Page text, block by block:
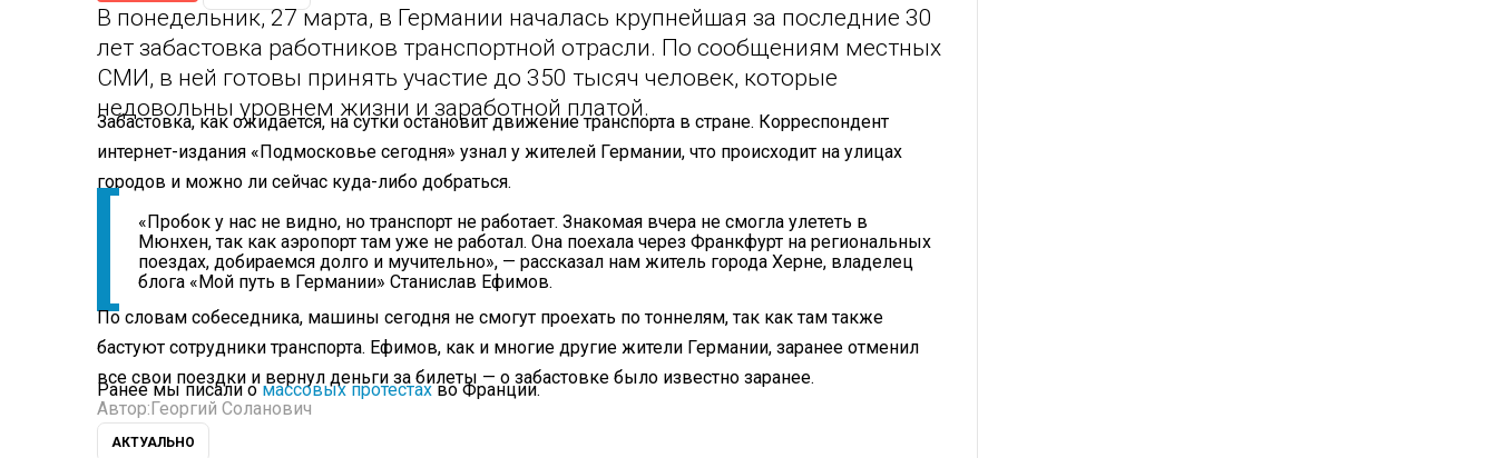
В понедельник, 27 марта, в Германии началась крупнейшая за последние 30
лет забастовка работников транспортной отрасли. По сообщениям местных
СМИ, в ней готовы принять участие до 350 тысяч человек, которые
недовольны уровнем жизни и заработной платой.
Забастовка, как ожидается, на сутки остановит движение транспорта в стране. Корреспондент
интернет-издания «Подмосковье сегодня» узнал у жителей Германии, что происходит на улицах
городов и можно ли сейчас куда-либо добраться.
«Пробок у нас не видно, но транспорт не работает. Знакомая вчера не смогла улететь в
Мюнхен, так как аэропорт там уже не работал. Она поехала через Франкфурт на региональных
поездах, добираемся долго и мучительно», — рассказал нам житель города Херне, владелец
блога «Мой путь в Германии» Станислав Ефимов.
По словам собеседника, машины сегодня не смогут проехать по тоннелям, так как там также
бастуют сотрудники транспорта. Ефимов, как и многие другие жители Германии, заранее отменил
все свои поездки и вернул деньги за билеты — о забастовке было известно заранее.
Ранее мы писали омассовых протестахво Франции.
Автор: Георгий Соланович
АКТУАЛЬНО